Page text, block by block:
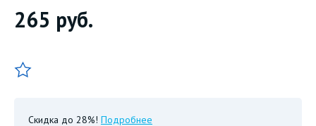
265 руб.
Скидка до 28%! Подробнее